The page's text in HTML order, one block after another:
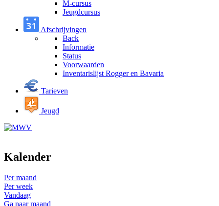
M-cursus
Jeugdcursus
Afschrijvingen
Back
Informatie
Status
Voorwaarden
Inventarislijst Rogger en Bavaria
Tarieven
Jeugd
Kalender
Per maand
Per week
Vandaag
Ga naar maand